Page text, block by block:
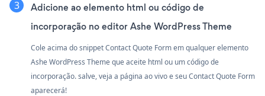
Adicione ao elemento html ou código de
incorporação no editor Ashe WordPress Theme
Cole acima do snippet Contact Quote Form em qualquer elemento
Ashe WordPress Theme que aceite html ou um código de
incorporação. salve, veja a página ao vivo e seu Contact Quote Form
aparecerá!